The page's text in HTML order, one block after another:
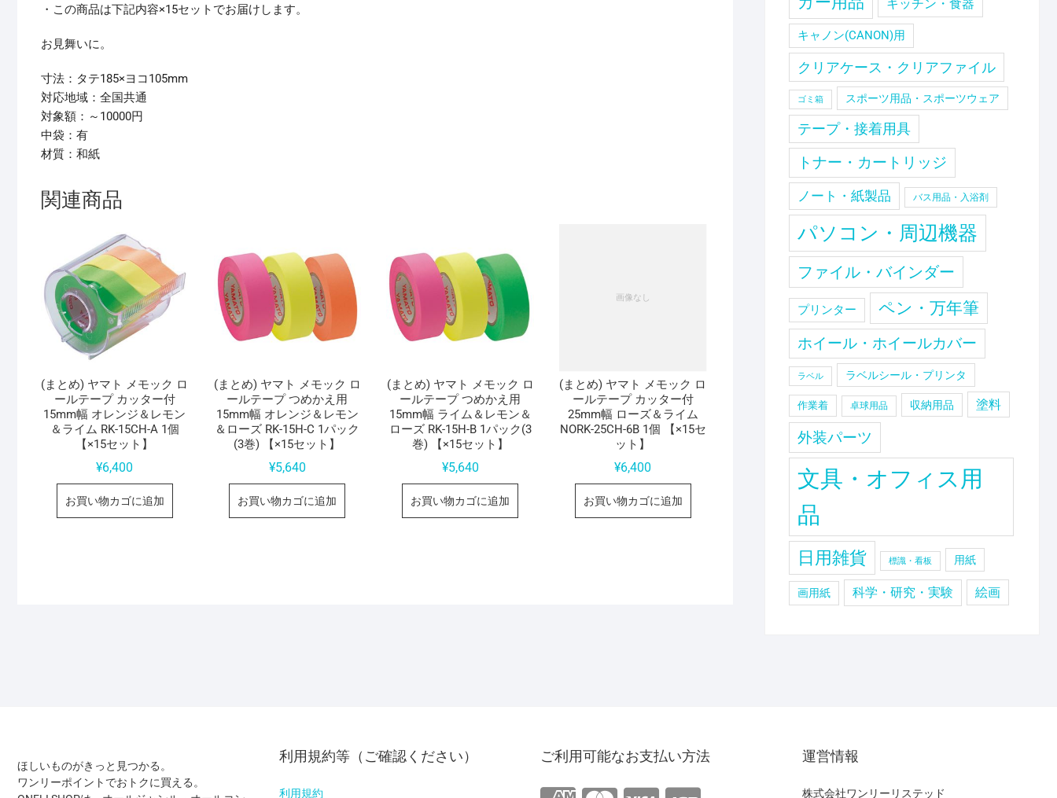
・この商品は下記内容×15セットでお届けします。
お見舞いに。
寸法：タテ185×ヨコ105mm
対応地域：全国共通
対象額：～10000円
中袋：有
材質：和紙
関連商品
(まとめ) ヤマト メモック ロ
ールテープ カッター付
15mm幅 オレンジ＆レモン
＆ライム RK-15CH-A 1個
【×15セット】
¥6,400
お買い物カゴに追加
(まとめ) ヤマト メモック ロ
ールテープ つめかえ用
15mm幅 オレンジ＆レモン
＆ローズ RK-15H-C 1パック
(3巻) 【×15セット】
¥5,640
お買い物カゴに追加
(まとめ) ヤマト メモック ロ
ールテープ つめかえ用
15mm幅 ライム＆レモン＆
ローズ RK-15H-B 1パック(3
巻) 【×15セット】
¥5,640
お買い物カゴに追加
(まとめ) ヤマト メモック ロ
ールテープ カッター付
25mm幅 ローズ＆ライム
NORK-25CH-6B 1個 【×15セ
ット】
¥6,400
お買い物カゴに追加
キッチン・食器
キャノン(CANON)用
クリアケース・クリアファイル
ゴミ箱 スポーツ用品・スポーツウェア
テープ・接着用具
トナー・カートリッジ
ノート・紙製品 バス用品・入浴剤
パソコン・周辺機器
ファイル・バインダー
プリンター ペン・万年筆
ホイール・ホイールカバー
ラベル ラベルシール・プリンタ
作業着 卓球用品 収納用品 塗料
外装パーツ
文具・オフィス用
品
日用雑貨 標識・看板 用紙
画用紙 科学・研究・実験 絵画
ほしいものがきっと見つかる。
ワンリーポイントでおトクに買える。
利用規約等（ご確認ください）
利用規約
ご利用可能なお支払い方法 運営情報
株式会社ワンリーリステッド